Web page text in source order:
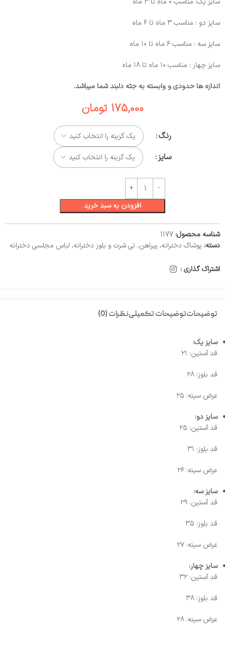
سایز دو : مناسب ۳ ماه تا ۶ ماه
سایز سه : مناسب ۶ ماه تا ۱۰ ماه
سایز چهار : مناسب ۱۰ ماه تا ۱۸ ماه
اندازه ها حدودی و وابسته به جثه دلبند شما میباشد.
175,000 تومان
رنگ
سایز
افزودن به سبد خرید
شناسه محصول: 1177
دسته: پوشاک دخترانه, پیراهن، تی شرت و بلوز دخترانه, لباس مجلسی دخترانه
اشتراک گذاری :
توضیحاتتوضیحات تکمیلینظرات (0)
سایز یک:
قد آستین: ۲۱
قد بلوز: ۲۸
عرض سینه: ۲۵
سایز دو:
قد آستین: ۲۵
قد بلوز: ۳۱
عرض سینه: ۲۶
سایز سه:
قد آستین: ۲۹
قد بلوز: ۳۵
عرض سینه: ۲۷
سایز چهار:
قد آستین: ۳۲
قد بلوز: ۳۸
عرض سینه: ۲۸